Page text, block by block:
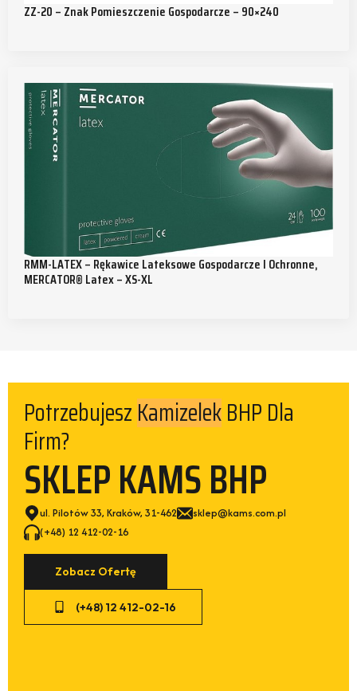
ZZ-20 – Znak Pomieszczenie Gospodarcze – 90×240
RMM-LATEX – Rękawice Lateksowe Gospodarcze I Ochronne,
MERCATOR® Latex – XS-XL
Potrzebujesz Spodni BHP Dla
Firm?
SKLEP KAMS BHP
ul. Pilotów 33, Kraków, 31-462
sklep@kams.com.pl
(+48) 12 412-02-16
Zobacz Ofertę
(+48) 12 412-02-16